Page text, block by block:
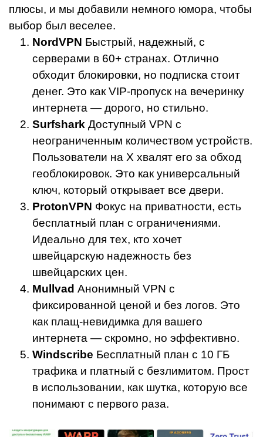
плюсы, и мы добавили немного юмора, чтобы
выбор был веселее.
NordVPN Быстрый, надежный, с
серверами в 60+ странах. Отлично
обходит блокировки, но подписка стоит
денег. Это как VIP-пропуск на вечеринку
интернета — дорого, но стильно.
Surfshark Доступный VPN с
неограниченным количеством устройств.
Пользователи на X хвалят его за обход
геоблокировок. Это как универсальный
ключ, который открывает все двери.
ProtonVPN Фокус на приватности, есть
бесплатный план с ограничениями.
Идеально для тех, кто хочет
швейцарскую надежность без
швейцарских цен.
Mullvad Анонимный VPN с
фиксированной ценой и без логов. Это
как плащ-невидимка для вашего
интернета — скромно, но эффективно.
Windscribe Бесплатный план с 10 ГБ
трафика и платный с безлимитом. Прост
в использовании, как шутка, которую все
понимают с первого раза.